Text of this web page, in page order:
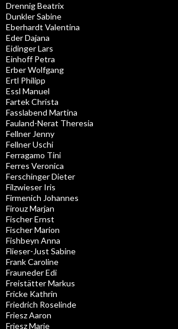
Drennig Beatrix
Dunkler Sabine
Eberhardt Valentina
Eder Dajana
Eidinger Lars
Einhoff Petra
Erber Wolfgang
Ertl Philipp
Essl Manuel
Fartek Christa
Fasslabend Martina
Fauland-Nerat Theresia
Fellner Jenny
Fellner Uschi
Ferragamo Tini
Ferres Veronica
Ferschinger Dieter
Filzwieser Iris
Firmenich Johannes
Firouz Marjan
Fischer Ernst
Fischer Marion
Fishbeyn Anna
Flieser-Just Sabine
Frank Caroline
Frauneder Edi
Freistätter Markus
Fricke Kathrin
Friedrich Roselinde
Friesz Aaron
Friesz Marie